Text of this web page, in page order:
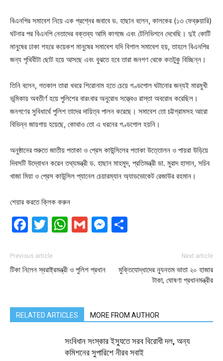
বিএনপির সমাবেশ নিয়ে এক প্রশ্নের জবাবে ড. হাছান বলেন, কালকের (১৩ ফেব্রুয়ারি)
ঘটনার পর বিএনপি নেতাদের বক্তব্য আমি কাগজে এবং টেলিভিশনে দেখেছি। দুই কোটি
মানুষের ঢাকা শহরে কয়েকশ মানুষের সমাবেশ যদি বিশাল সমাবেশ হয়, তাহলে বিএনপির
জন্য পৃথিবীটা ছোট হয়ে আসছে এবং বুঝতে হবে তারা জনগণ থেকে কতটুকু বিচ্ছিন্ন।
তিনি বলেন, গতকাল তারা খবরে শিরোনাম হতে চেয়ে গণ্ডগোল ঘটানোর জন্যই মারমুখী
ভূমিকায় অবতীর্ণ হয়ে পুলিশের বারংবার অনুরোধ সত্ত্বেও রাস্তা অবরোধ করেছিল।
জনগণের সুবিধার্থে পুলিশ তাদের দায়িত্ব পালন করেছে। সমাবেশ তো চট্টগ্রামসহ আরো
বিভিন্ন জায়গায় হয়েছে, কোথাও তো এ ধরনের গণ্ডগোল হয়নি।
অনুষ্ঠানের শুরুতে জাতীয় পতাকা ও প্রেস কাউন্সিলের পতাকা উত্তোলন ও পায়রা উড়িয়ে
দিবসটি উদ্বোধন করেন তথ্যমন্ত্রী ড. হাছান মাহমুদ, প্রতিমন্ত্রী ডা. মুরাদ হাসান, সচিব
খাজা মিয়া ও প্রেস কাউন্সিল প্যানেল চেয়ারম্যান অ্যাডভোকেট রেজাউর রহমান।
শেয়ার করতে ক্লিক করুন
Facebook
Twitter
WhatsApp
GmailMessenger
Previous article
টিকা নিলেন স্বরাষ্ট্রমন্ত্রী ও পুলিশ প্রধান
Next article
মুক্তিযোদ্ধাদের ন্যূনতম ভাতা ২০ হাজার
টাকা, ঘোষণা প্রধানমন্ত্রীর
RELATED ARTICLES MORE FROM AUTHOR
সংবিধান সংস্কার ইস্যুতে সরব বিরোধী দল, অন্য
কমিশনের সুপারিশে নীরব সবাই